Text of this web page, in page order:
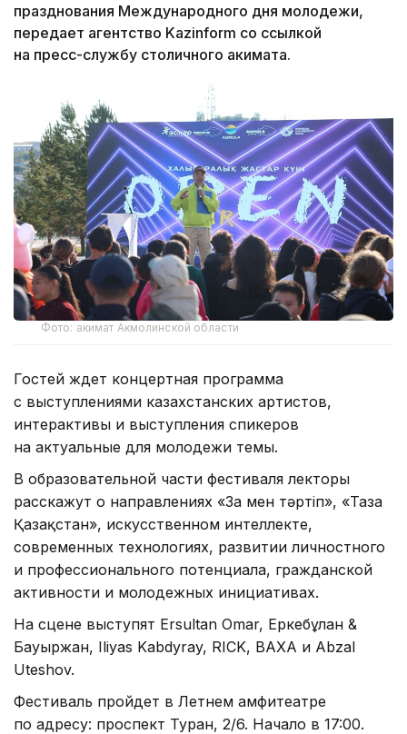
празднования Международного дня молодежи,
передает агентство Kazinform со ссылкой
на пресс-службу столичного акимата.
Фото: акимат Акмолинской области
Гостей ждет концертная программа
с выступлениями казахстанских артистов,
интерактивы и выступления спикеров
на актуальные для молодежи темы.
В образовательной части фестиваля лекторы
расскажут о направлениях «Заң мен тәртіп», «Таза
Қазақстан», искусственном интеллекте,
современных технологиях, развитии личностного
и профессионального потенциала, гражданской
активности и молодежных инициативах.
На сцене выступят Ersultan Omar, Еркебұлан &
Бауыржан, Iliyas Kabdyray, RICK, BAXA и Abzal
Uteshov.
Фестиваль пройдет в Летнем амфитеатре
по адресу: проспект Туран, 2/6. Начало в 17:00.